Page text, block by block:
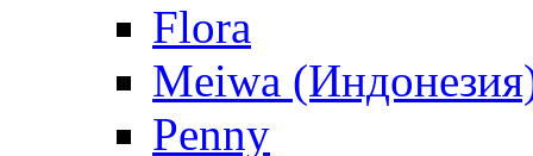
Flora
Meiwa
Penny